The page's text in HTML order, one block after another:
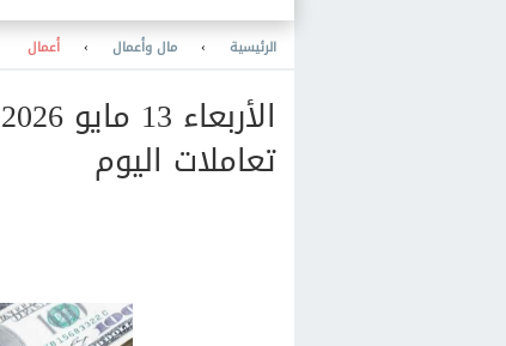
الرئيسية › مال وأعمال › أعمال
تعاملات اليوم